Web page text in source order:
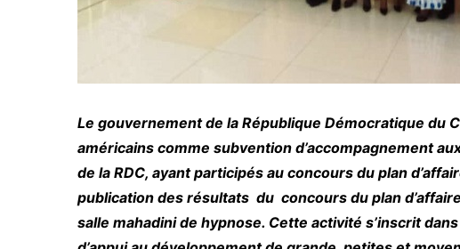
Le gouvernement de la République Démocratique du
américains comme subvention d’accompagnement
de la RDC, ayant participés au concours du plan
publication des résultats du concours du plan
salle mahadini de hypnose. Cette activité s’inscrit